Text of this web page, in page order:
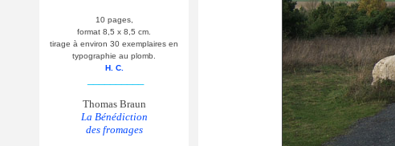
10 pages,
format 8,5 x 8,5 cm.
tirage à environ 30 exemplaires en
typographie au plomb.
H. C.
Thomas Braun
La Bénédiction
des fromages